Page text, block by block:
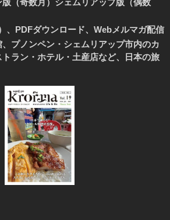
版（奇数月）シェムリアップ版（偶数
、PDFダウンロード、Webメルマガ配信
、プノンペン・シェムリアップ市内のカ
トラン・ホテル・土産店など、日本の旅